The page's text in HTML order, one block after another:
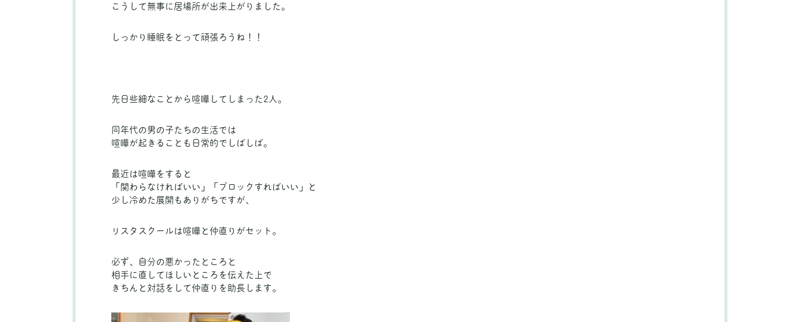
こうして無事に居場所が出来上がりました。
しっかり睡眠をとって頑張ろうね！！
先日些細なことから喧嘩してしまった2人。
同年代の男の子たちの生活では
喧嘩が起きることも日常的でしばしば。
最近は喧嘩をすると
「関わらなければいい」「ブロックすればいい」と
少し冷めた展開もありがちですが、
リスタスクールは喧嘩と仲直りがセット。
必ず、自分の悪かったところと
相手に直してほしいところを伝えた上で
きちんと対話をして仲直りを助長します。